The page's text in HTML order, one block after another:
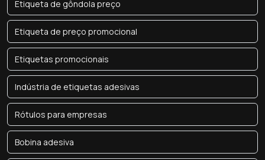
Etiqueta de gôndola preço
Etiqueta de preço promocional
Etiquetas promocionais
Indústria de etiquetas adesivas
Rótulos para empresas
Bobina adesiva